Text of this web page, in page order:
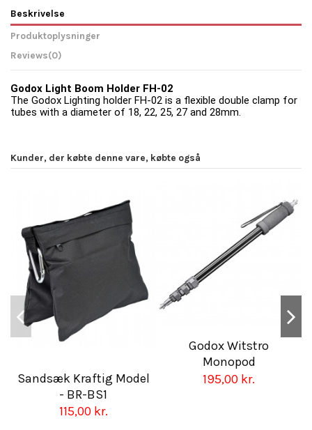
Beskrivelse
Produktoplysninger
Reviews(0)
Godox Light Boom Holder FH-02
The Godox Lighting holder FH-02 is a flexible double clamp for
tubes with a diameter of 18, 22, 25, 27 and 28mm.
Kunder, der købte denne vare, købte også
Sandsæk Kraftig Model
- BR-BS1
115,00 kr.
Godox Witstro
Monopod
195,00 kr.